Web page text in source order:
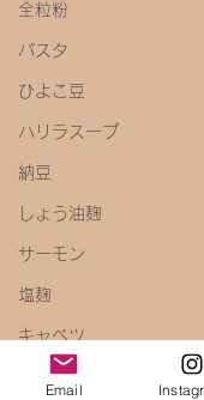
全粒粉
パスタ
ひよこ豆
ハリラスープ
納豆
しょう油麹
サーモン
塩麹
キャベツ
ペペロンチーノ
Email